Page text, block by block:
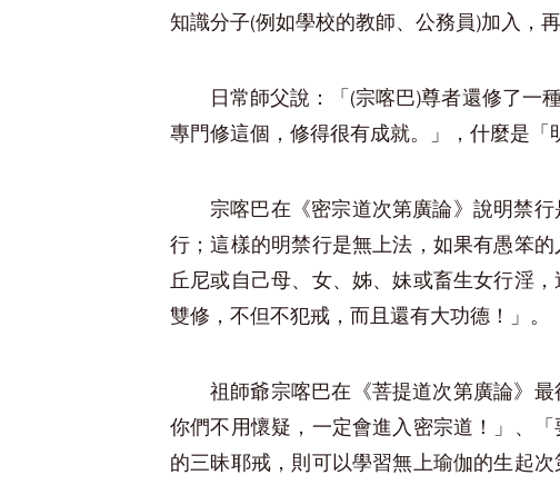
知識分子(例如學校的教師、公務員)加入，
日常師父說：「(宗喀巴)尊者還修了一
專門修這個，修得很有成就。」，什麼是「
宗喀巴在《密宗道次第廣論》說明禁
行；這樣的明禁行是無上法，如果有愚笨
丘尼或自己母、女、姊、妹或畜生女行淫
雙修，不但不犯戒，而且還有大功德！」。
祖師爺宗喀巴在《菩提道次第廣論》
你們不用懷疑，一定會進入密宗道！」、
的三昧耶戒，則可以學習無上瑜伽的生起